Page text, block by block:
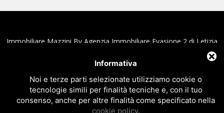
Immobiliare Mazzini By Agenzia Immobiliare Evasione 2 di Letizia
Affitti e Vendite appartamenti, villette, case vacanze fronte
mare al Lido di Pomposa e Scacchi
Via Mare Adriatico, 9 - 44020 Lido di Pomposa - Comacchio (Fe) Italy
C.F. e P.IVA 01894670387 - Numero REA:FE - 207643
Tel.+39 0533.381937 - Fax.+39 0533.388231 - Email
Informativa
Noi e terze parti selezionate utilizziamo cookie o
tecnologie simili per finalità tecniche e, con il tuo
consenso, anche per altre finalità come specificato nella
cookie policy.